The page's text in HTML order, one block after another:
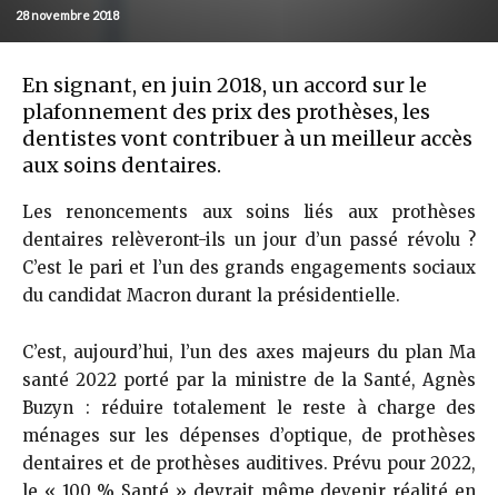
28 novembre 2018
En signant, en juin 2018, un accord sur le
plafonnement des prix des prothèses, les
dentistes vont contribuer à un meilleur accès
aux soins dentaires.
Les renoncements aux soins liés aux prothèses
dentaires relèveront-ils un jour d’un passé révolu ?
C’est le pari et l’un des grands engagements sociaux
du candidat Macron durant la présidentielle.
C’est, aujourd’hui, l’un des axes majeurs du plan Ma
santé 2022 porté par la ministre de la Santé, Agnès
Buzyn : réduire totalement le reste à charge des
ménages sur les dépenses d’optique, de prothèses
dentaires et de prothèses auditives. Prévu pour 2022,